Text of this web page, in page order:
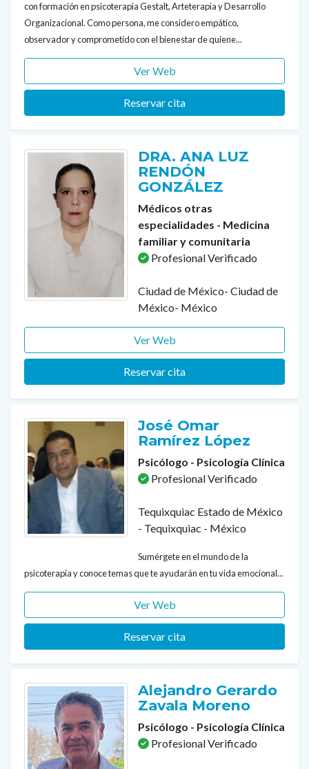
con formación en psicoterapia Gestalt, Arteterapia y Desarrollo
Organizacional. Como persona, me considero empático,
observador y comprometido con el bienestar de quiene...
Ver Web
Reservar cita
DRA. ANA LUZ
RENDÓN
GONZÁLEZ
Médicos otras
especialidades - Medicina
familiar y comunitaria
Profesional Verificado
Ciudad de México- Ciudad de
México- México
Ver Web
Reservar cita
José Omar
Ramírez López
Psicólogo - Psicología Clínica
Profesional Verificado
Tequixquiac Estado de México
- Tequixquiac - México
Sumérgete en el mundo de la
psicoterapia y conoce temas que te ayudarán en tu vida emocional...
Ver Web
Reservar cita
Alejandro Gerardo
Zavala Moreno
Psicólogo - Psicología Clínica
Profesional Verificado